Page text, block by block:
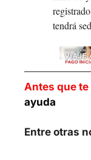
tendrá
Antes que te
ayuda
Entre otras